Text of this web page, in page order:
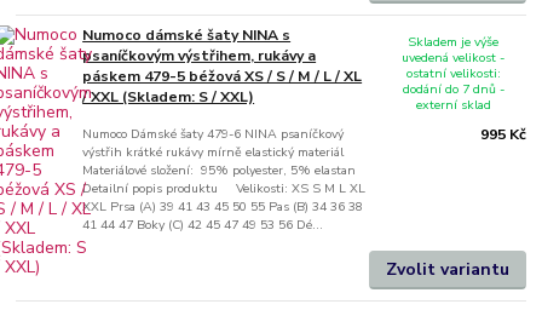
Numoco dámské šaty NINA s
psaníčkovým výstřihem, rukávy a
páskem 479-5 béžová XS / S / M / L / XL
/ XXL (Skladem: S / XXL)
Numoco Dámské šaty 479-6 NINA psaníčkový
výstřih krátké rukávy mírně elastický materiál
Materiálové složení: 95% polyester, 5% elastan
Detailní popis produktu Velikosti: XS S M L XL
XXL Prsa (A) 39 41 43 45 50 55 Pas (B) 34 36 38
41 44 47 Boky (C) 42 45 47 49 53 56 Dé...
995 Kč
Skladem je výše
uvedená velikost -
ostatní velikosti:
dodání do 7 dnů -
externí sklad
Zvolit variantu